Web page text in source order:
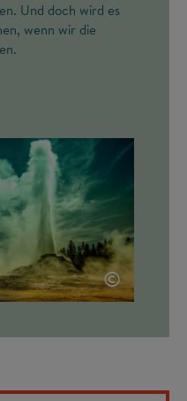
Und doch wird es
wenn wir die
©